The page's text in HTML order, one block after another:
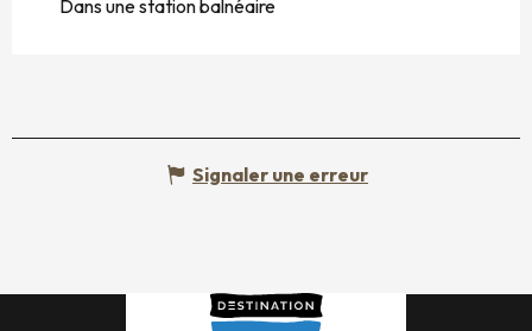
Dans une station balnéaire
Signaler une erreur